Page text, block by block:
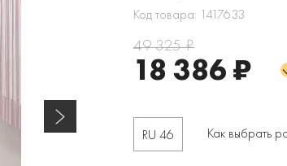
Код товара: 1417633
49 325 ₽
18 386 ₽
RU 46 Как выбрать